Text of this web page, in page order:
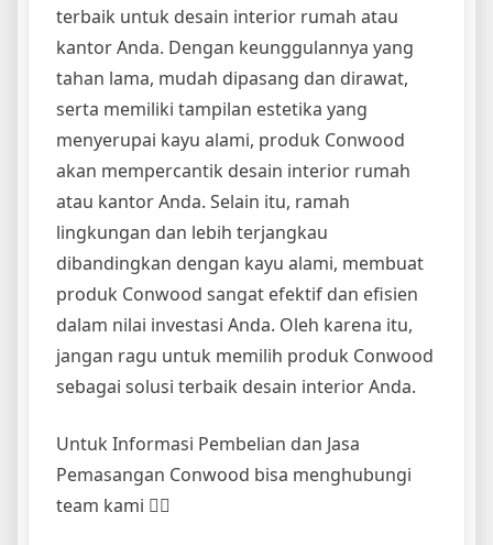
terbaik untuk desain interior rumah atau
kantor Anda. Dengan keunggulannya yang
tahan lama, mudah dipasang dan dirawat,
serta memiliki tampilan estetika yang
menyerupai kayu alami, produk Conwood
akan mempercantik desain interior rumah
atau kantor Anda. Selain itu, ramah
lingkungan dan lebih terjangkau
dibandingkan dengan kayu alami, membuat
produk Conwood sangat efektif dan efisien
dalam nilai investasi Anda. Oleh karena itu,
jangan ragu untuk memilih produk Conwood
sebagai solusi terbaik desain interior Anda.
Untuk Informasi Pembelian dan Jasa
Pemasangan Conwood bisa menghubungi
team kami 👇🏻